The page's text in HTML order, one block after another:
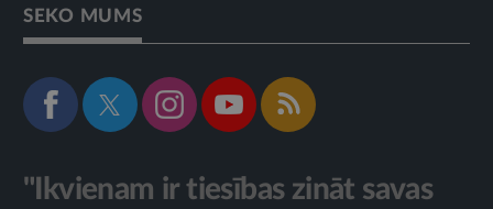
SEKO MUMS
"Ikvienam ir tiesības zināt savas